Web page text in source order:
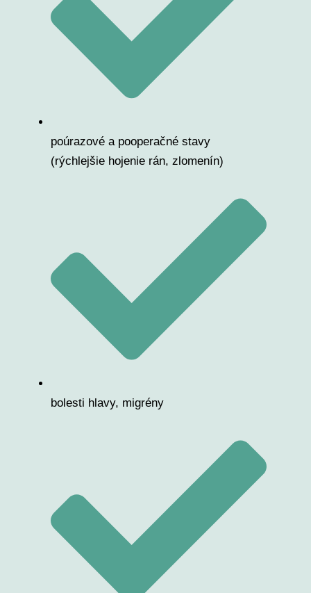
poúrazové a pooperačné stavy
(rýchlejšie hojenie rán, zlomenín)
bolesti hlavy, migrény